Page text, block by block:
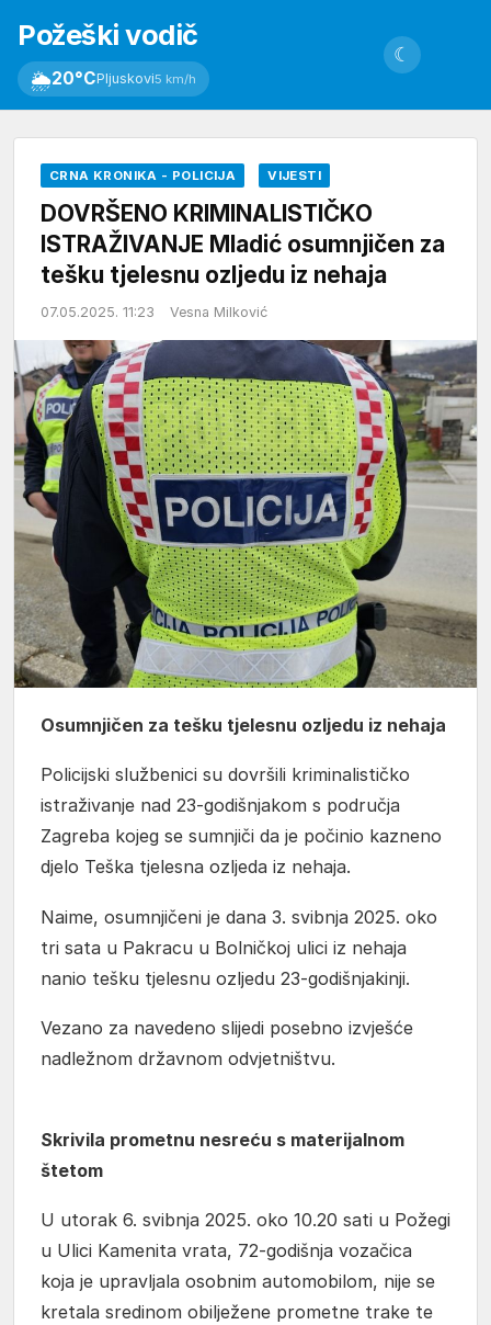
Požeški vodič
🌦20°CPljuskovi5 km/h
☾
CRNA KRONIKA - POLICIJA VIJESTI
DOVRŠENO KRIMINALISTIČKO
ISTRAŽIVANJE Mladić osumnjičen za
tešku tjelesnu ozljedu iz nehaja
07.05.2025. 11:23 Vesna Milković
Osumnjičen za tešku tjelesnu ozljedu iz nehaja
Policijski službenici su dovršili kriminalističko
istraživanje nad 23-godišnjakom s područja
Zagreba kojeg se sumnjiči da je počinio kazneno
djelo Teška tjelesna ozljeda iz nehaja.
Naime, osumnjičeni je dana 3. svibnja 2025. oko
tri sata u Pakracu u Bolničkoj ulici iz nehaja
nanio tešku tjelesnu ozljedu 23-godišnjakinji.
Vezano za navedeno slijedi posebno izvješće
nadležnom državnom odvjetništvu.
Skrivila prometnu nesreću s materijalnom
štetom
U utorak 6. svibnja 2025. oko 10.20 sati u Požegi
u Ulici Kamenita vrata, 72-godišnja vozačica
koja je upravljala osobnim automobilom, nije se
kretala sredinom obilježene prometne trake te